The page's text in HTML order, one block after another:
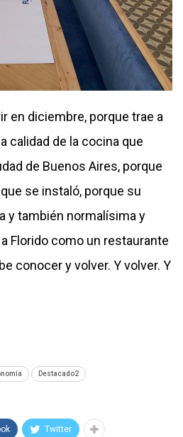
en diciembre, porque trae a
calidad de la cocina que
de Buenos Aires, porque
se instaló, porque su
y también normalísima y
Florido como un restaurante
conocer y volver. Y volver. Y
Destacado2
Twitter